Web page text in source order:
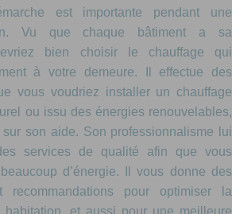
est importante pendant une
Vu que chaque bâtiment a sa
bien choisir le chauffage qui
à votre demeure. Il effectue des
vous voudriez installer un chauffage
ou issu des énergies renouvelables,
son aide. Son professionnalisme lui
services de qualité afin que vous
d’énergie. Il vous donne des
recommandations pour optimiser la
habitation, et aussi pour une meilleure